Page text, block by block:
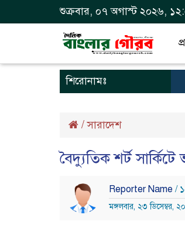
শুক্রবার, ০৭ অগাস্ট ২০২৬,
শিরোনামঃ
/সারাদেশ
বৈদ্যুতিক শর্ট
Reporter Name /
মঙ্গলবার, ২৩ ডিসেম্বর,